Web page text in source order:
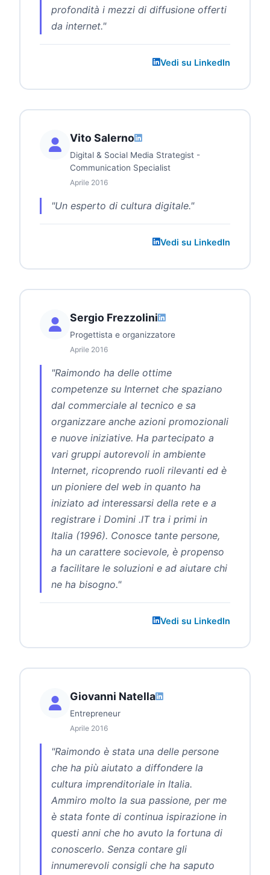
profondità i mezzi di diffusione offerti
da internet."
Vedi su LinkedIn
Vito Salerno
Digital & Social Media Strategist -
Communication Specialist
Aprile 2016
"Un esperto di cultura digitale."
Vedi su LinkedIn
Sergio Frezzolini
Progettista e organizzatore
Aprile 2016
"Raimondo ha delle ottime
competenze su Internet che spaziano
dal commerciale al tecnico e sa
organizzare anche azioni promozionali
e nuove iniziative. Ha partecipato a
vari gruppi autorevoli in ambiente
Internet, ricoprendo ruoli rilevanti ed è
un pioniere del web in quanto ha
iniziato ad interessarsi della rete e a
registrare i Domini .IT tra i primi in
Italia (1996). Conosce tante persone,
ha un carattere socievole, è propenso
a facilitare le soluzioni e ad aiutare chi
ne ha bisogno."
Vedi su LinkedIn
Giovanni Natella
Entrepreneur
Aprile 2016
"Raimondo è stata una delle persone
che ha più aiutato a diffondere la
cultura imprenditoriale in Italia.
Ammiro molto la sua passione, per me
è stata fonte di continua ispirazione in
questi anni che ho avuto la fortuna di
conoscerlo. Senza contare gli
innumerevoli consigli che ha saputo